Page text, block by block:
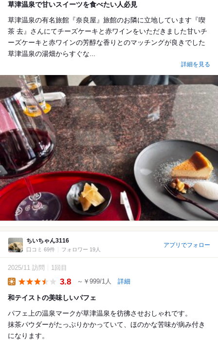
草津温泉で甘いスイーツを食べたい人必見
草津温泉の有名旅館『奈良屋』旅館のお隣に立地しています『喫
茶 去』さんにてチーズケーキと赤ワインをいただきました甘いチ
ーズケーキと赤ワインの芳醇な香りとのマッチングが良きでした
草津温泉の湯畑からすぐな...
詳細を見る
ちいちゃん3116
口コミ 69件 フォロワー 19人
アプリでフォロー
2025/11 訪問 1回目
3.8 ～￥999/1人 詳細
和テイストの美味しいパフェ
パフェ上の温泉マークが草津温泉を彷彿させおしゃれです。
抹茶パウダーがたっぷりかかっていて、ほのかな苦味が病み付き
になります。